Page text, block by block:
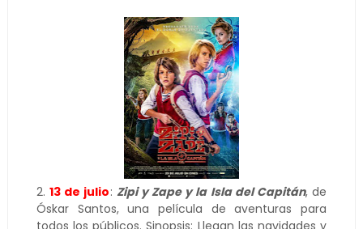
2. 13 de julio: Zipi y Zape y la Isla del Capitán, de
Óskar Santos, una película de aventuras para
todos los públicos. Sinopsis: Llegan las navidades y